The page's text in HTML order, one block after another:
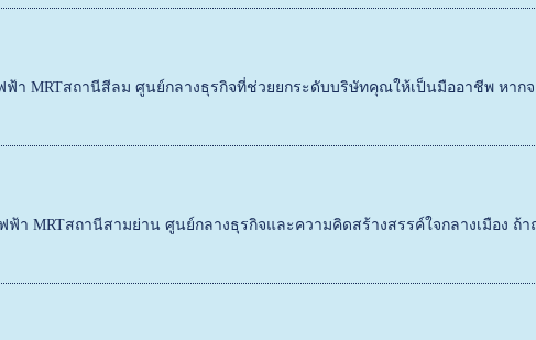
า MRTสถานีสีลม ศูนย์กลางธุรกิจที่ช่วยยกระดับบริษัทคุณให้เป็นมืออาชีพ หากจ
า MRTสถานีสามย่าน ศูนย์กลางธุรกิจและความคิดสร้างสรรค์ใจกลางเมือง ถ้า